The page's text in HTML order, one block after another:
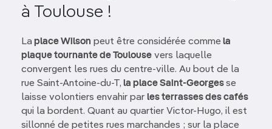
à Toulouse !
La place Wilson peut être considérée commela
plaque tournante de Toulouse vers laquelle
convergent les rues du centre-ville. Au bout de la
rue Saint-Antoine-du-T, la place Saint-Georgesse
laisse volontiers envahir par les terrasses des cafés
qui la bordent. Quant au quartier Victor-Hugo, il est
sillonné de petites rues marchandes ; sur la place